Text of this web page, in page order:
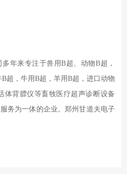
年来专注于兽用B超、动物B超，
超，牛用B超，羊用B超，进口动物
体背膘仪等畜牧医疗超声诊断设备
务为一体的企业。郑州甘道夫电子
超,动物活体背膘仪等众多畜牧医疗